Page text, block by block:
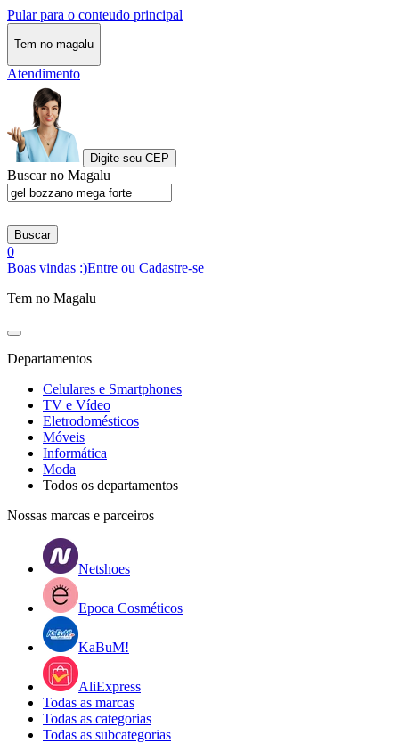
Pular para o conteudo principal
Tem no magalu
Atendimento
Digite seu CEP
Buscar no Magalu
Buscar
0
Boas vindas :)Entre ou Cadastre-se
Tem no Magalu
Departamentos
Celulares e Smartphones
TV e Vídeo
Eletrodomésticos
Móveis
Informática
Moda
Todos os departamentos
Nossas marcas e parceiros
Netshoes
Epoca Cosméticos
KaBuM!
AliExpress
Todas as marcas
Todas as categorias
Todas as subcategorias